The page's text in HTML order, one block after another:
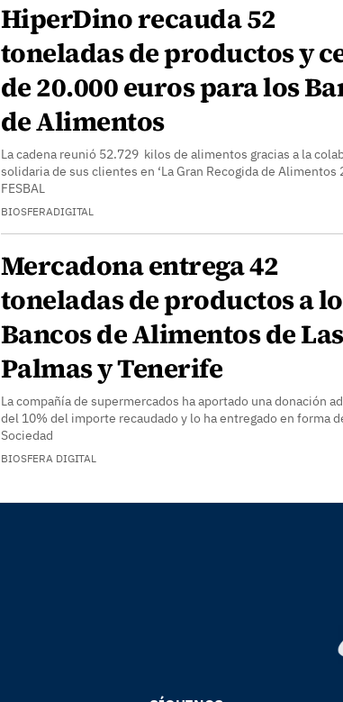
HiperDino recauda 52
toneladas de productos y
de 20.000 euros para los
de Alimentos
La cadena reunió 52.729 kilos de alimentos gracias a la
solidaria de sus clientes en ‘La Gran Recogida de Alimentos
FESBAL
BIOSFERADIGITAL
Mercadona entrega 42
toneladas de productos a
Bancos de Alimentos de Las
Palmas y Tenerife
La compañía de supermercados ha aportado una donación
del 10% del importe recaudado y lo ha entregado en forma
Sociedad
BIOSFERA DIGITAL